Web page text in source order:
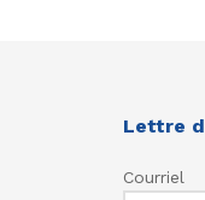
Lettre
Courriel